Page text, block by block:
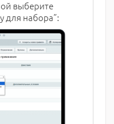
выберите
для набора”: